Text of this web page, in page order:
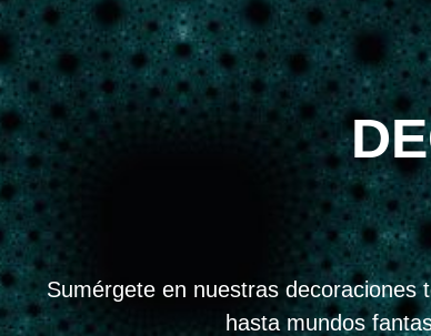
Sumérgete en nuestras decoraciones
hasta mundos